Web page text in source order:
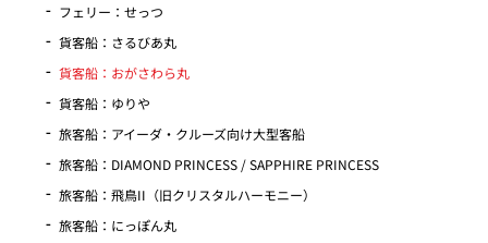
フェリー：せっつ
貨客船：さるびあ丸
貨客船：おがさわら丸
貨客船：ゆりや
旅客船：アイーダ・クルーズ向け大型客船
旅客船：DIAMOND PRINCESS / SAPPHIRE PRINCESS
旅客船：飛鳥II（旧クリスタルハーモニー）
旅客船：にっぽん丸